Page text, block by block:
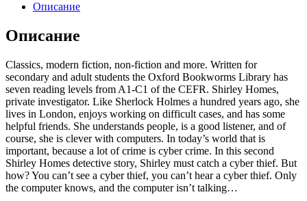
Описание
Описание
Classics, modern fiction, non-fiction and more. Written for
secondary and adult students the Oxford Bookworms Library has
seven reading levels from A1-C1 of the CEFR. Shirley Homes,
private investigator. Like Sherlock Holmes a hundred years ago, she
lives in London, enjoys working on difficult cases, and has some
helpful friends. She understands people, is a good listener, and of
course, she is clever with computers. In today’s world that is
important, because a lot of crime is cyber crime. In this second
Shirley Homes detective story, Shirley must catch a cyber thief. But
how? You can’t see a cyber thief, you can’t hear a cyber thief. Only
the computer knows, and the computer isn’t talking…